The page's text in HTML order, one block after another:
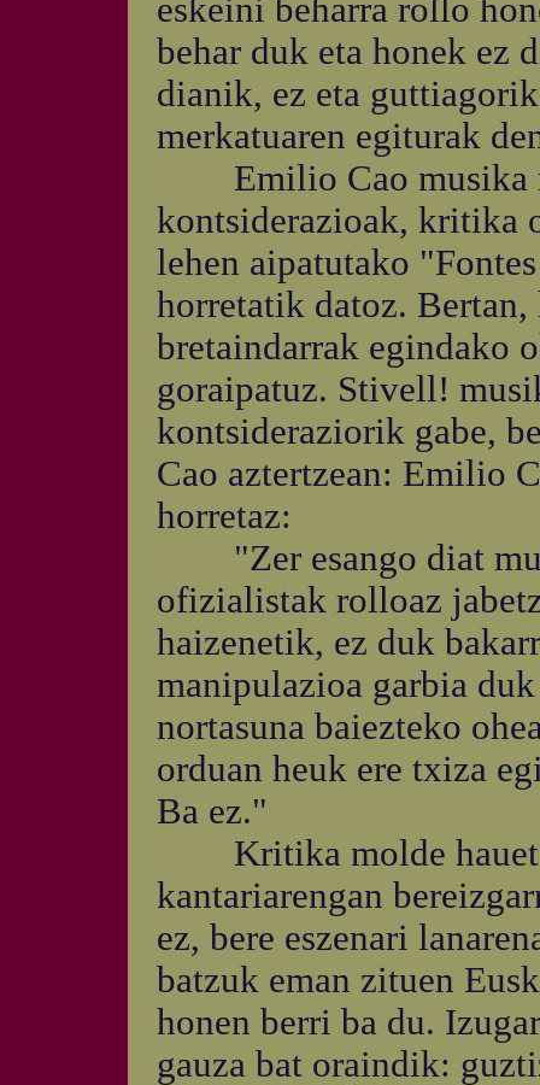
eskeini beharra rollo
behar duk eta honek ez
dianik, ez eta
merkatuaren egiturak
Emilio Cao musika
kontsiderazioak, kritika
lehen aipatutako
horretatik datoz.
bretaindarrak egindako
goraipatuz. Stivell!
kontsideraziorik gabe,
Cao aztertzean: Emilio
horretaz:
"Zer esango diat
ofizialistak rolloaz
haizenetik, ez duk
manipulazioa garbia
nortasuna baiezteko
orduan heuk ere txiza
Ba ez."
Kritika molde
kantariarengan
ez, bere eszenari
batzuk eman zituen
honen berri ba du.
gauza bat oraindik: